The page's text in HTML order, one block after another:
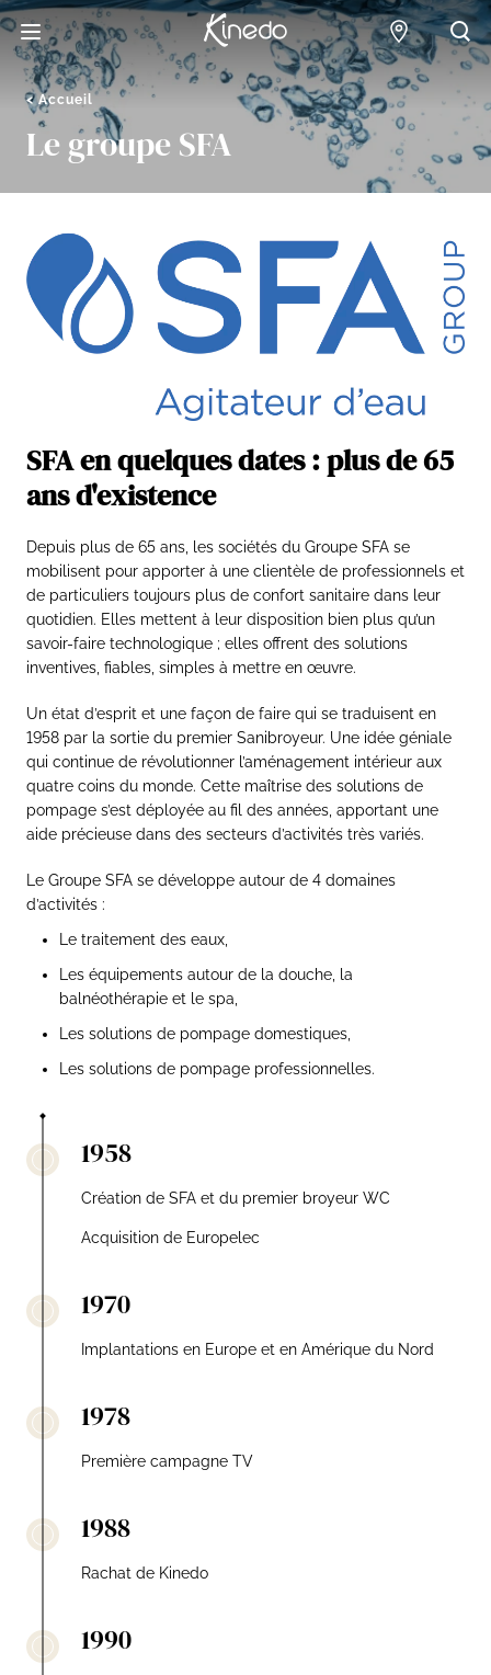
Points de
Accueil
Accueil
Le groupe SFA
SFA en quelques dates : plus de 65
ans d'existence
Depuis plus de 65 ans, les sociétés du Groupe SFA se
mobilisent pour apporter à une clientèle de professionnels et
de particuliers toujours plus de confort sanitaire dans leur
quotidien. Elles mettent à leur disposition bien plus qu’un
savoir-faire technologique ; elles offrent des solutions
inventives, fiables, simples à mettre en œuvre.
Un état d’esprit et une façon de faire qui se traduisent en
1958 par la sortie du premier Sanibroyeur. Une idée géniale
qui continue de révolutionner l’aménagement intérieur aux
quatre coins du monde. Cette maîtrise des solutions de
pompage s’est déployée au fil des années, apportant une
aide précieuse dans des secteurs d’activités très variés.
Le Groupe SFA se développe autour de 4 domaines
d’activités :
Le traitement des eaux,
Les équipements autour de la douche, la
balnéothérapie et le spa,
Les solutions de pompage domestiques,
Les solutions de pompage professionnelles.
1958
Création de SFA et du premier broyeur WC
Acquisition de Europelec
1970
Implantations en Europe et en Amérique du Nord
1978
Première campagne TV
1988
Rachat de Kinedo
1990